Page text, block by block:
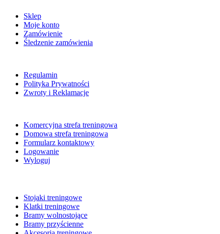
Sklep
Moje konto
Zamówienie
Śledzenie zamówienia
Regulamin
Polityka Prywatności
Zwroty i Reklamacje
Komercyjna strefa treningowa
Domowa strefa treningowa
Formularz kontaktowy
Logowanie
Wyloguj
Stojaki treningowe
Klatki treningowe
Bramy wolnostojące
Bramy przyścienne